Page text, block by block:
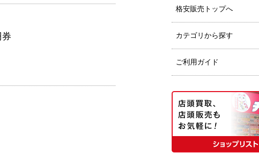
格安販売トップへ
カテゴリから探す
ご利用ガイド